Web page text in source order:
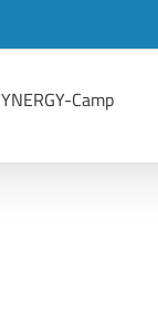
Camp